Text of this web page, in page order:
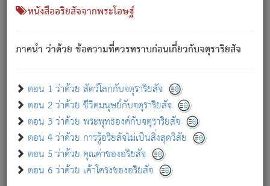
หนังสืออริยสัจจากพระโอษฐ์
ภาคนำ ว่าด้วย ข้อความที่ควรทราบก่อนเกี่ยวกับจตุราริยสัจ
ตอน 1 ว่าด้วย สัตว์โลกกับจตุราริยสัจ
ตอน 2 ว่าด้วย ชีวิตมนุษย์กับจตุราริยสัจ
ตอน 3 ว่าด้วย พระพุทธองค์กับจตุราริยสัจ
ตอน 4 ว่าด้วย การรู้อริยสัจไม่เป็นสิ่งสุดวิสัย
ตอน 5 ว่าด้วย คุณค่าของอริยสัจ
ตอน 6 ว่าด้วย เค้าโครงของอริยสัจ
เขาสำคัญสิ่งใด โดยความเป็นประการใด แต่สิ่งนั้นย่อมเป็น
(ตามที่เป็นจริง) โดยประการอื่นจากที่เขาสำคัญนั้น
สัตว์โลกติดข้องอยู่ในภพ ถูกภพบังหน้าแล้ว มีภพโดยความ
เป็นอย่างอื่น (จากที่มันเป็นอยู่จริง) จึงได้เพลิดเพลินยิ่งนักในภพ
เขาเพลิดเพลินยิ่งนักในสิ่งใด สิ่งนั้นเป็นภัย (ที่เขาไม่รู้จัก)
เขากลัวต่อสิ่งใดสิ่งนั้นเป็นทุกข์
พรหมจรรย์นี้ อันบุคคลย่อมประพฤติ ก็เพื่อการละขาดซึ่ง
ภพ.
สมณะหรือพราหมณ์เหล่าใด กล่าวความหลุดพ้นจากภพว่า
มีได้เพราะภพ เรากล่าวว่า สมณะหรือพราหมณ์ทั้งปวงนั้น
มิใช่ผู้หลดพ้นจากภพ.